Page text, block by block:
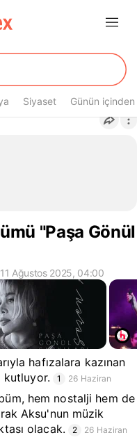
Siyaset Günün içinden
"Paşa Gönül
Ağustos 2025, 04:00
hafızalara kazınan
kutluyor.
1 26 Haziran
hem nostalji hem de
Aksu'nun müzik
olacak.
2 26 Haziran